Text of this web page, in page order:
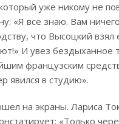
уже никому не
«Я все знаю. Вам
что Высоцкий взял
И увез бездыханное
французским
явился в студию».
на экраны. Лариса
«Только